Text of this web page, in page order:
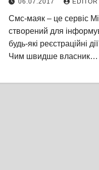
06.07.2017 EDITOR
Смс-маяк – це сервіс
створений для
будь-які реєстраційні
Чим швидше власник…